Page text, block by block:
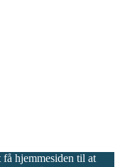
hjemmesiden til at